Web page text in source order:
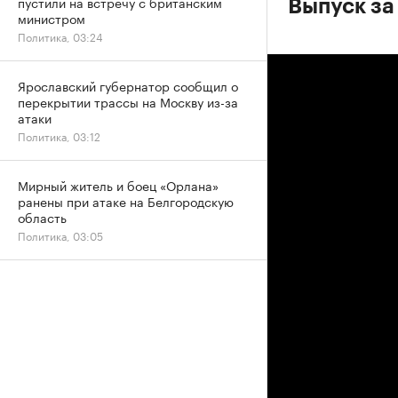
Выпуск
министром
Политика, 03:24
Ярославский губернатор сообщил о
перекрытии трассы на Москву из-за
атаки
Политика, 03:12
Мирный житель и боец «Орлана»
ранены при атаке на Белгородскую
область
Политика, 03:05